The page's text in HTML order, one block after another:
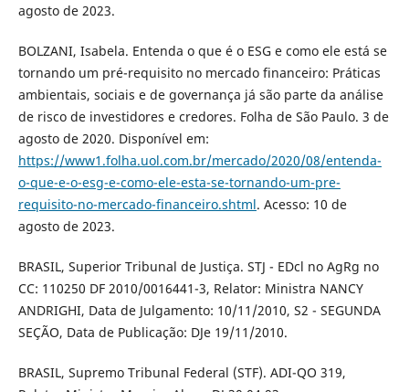
agosto de 2023.
BOLZANI, Isabela. Entenda o que é o ESG e como ele está se
tornando um pré-requisito no mercado financeiro: Práticas
ambientais, sociais e de governança já são parte da análise
de risco de investidores e credores. Folha de São Paulo. 3 de
agosto de 2020. Disponível em:
https://www1.folha.uol.com.br/mercado/2020/08/entenda-
o-que-e-o-esg-e-como-ele-esta-se-tornando-um-pre-
requisito-no-mercado-financeiro.shtml. Acesso: 10 de
agosto de 2023.
BRASIL, Superior Tribunal de Justiça. STJ - EDcl no AgRg no
CC: 110250 DF 2010/0016441-3, Relator: Ministra NANCY
ANDRIGHI, Data de Julgamento: 10/11/2010, S2 - SEGUNDA
SEÇÃO, Data de Publicação: DJe 19/11/2010.
BRASIL, Supremo Tribunal Federal (STF). ADI-QO 319,